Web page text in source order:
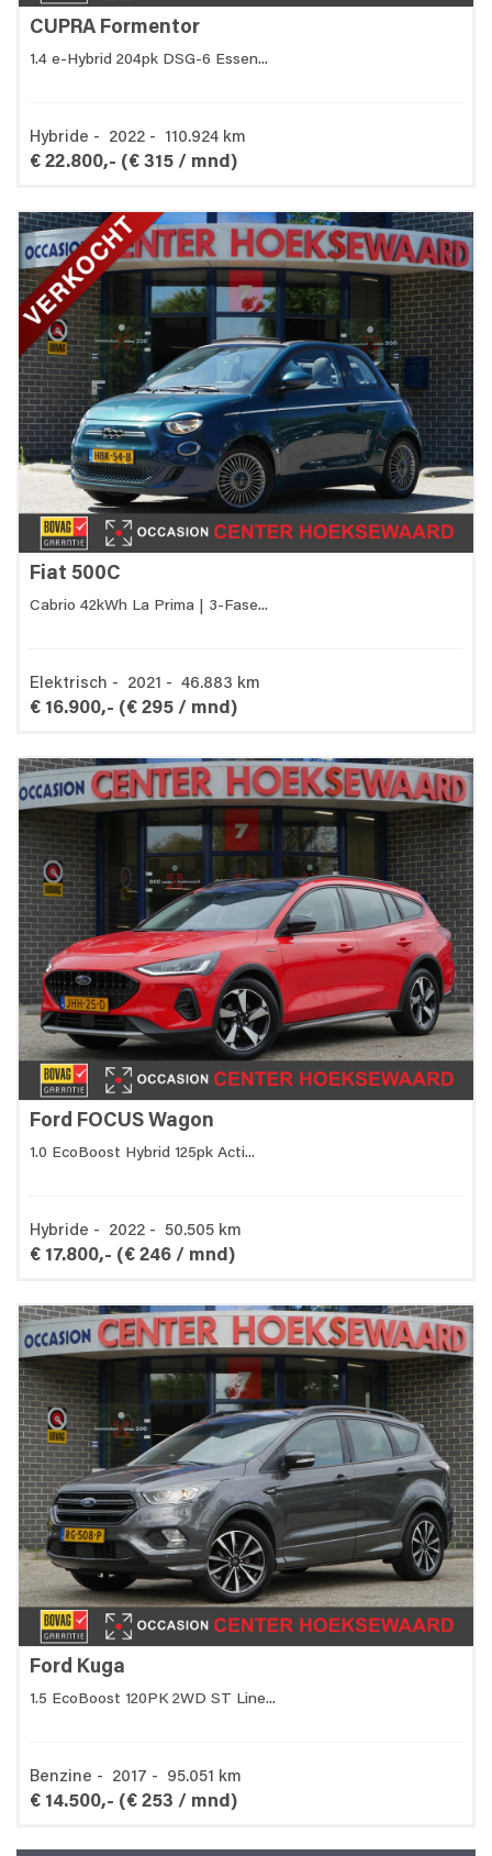
CUPRA Formentor
1.4 e-Hybrid 204pk DSG-6 Essen...
Hybride - 2022 - 110.924 km
€ 22.800,- (€ 315 / mnd)
Fiat 500C
Cabrio 42kWh La Prima | 3-Fase...
Elektrisch - 2021 - 46.883 km
€ 16.900,- (€ 295 / mnd)
Ford FOCUS Wagon
1.0 EcoBoost Hybrid 125pk Acti...
Hybride - 2022 - 50.505 km
€ 17.800,- (€ 246 / mnd)
Ford Kuga
1.5 EcoBoost 120PK 2WD ST Line...
Benzine - 2017 - 95.051 km
€ 14.500,- (€ 253 / mnd)